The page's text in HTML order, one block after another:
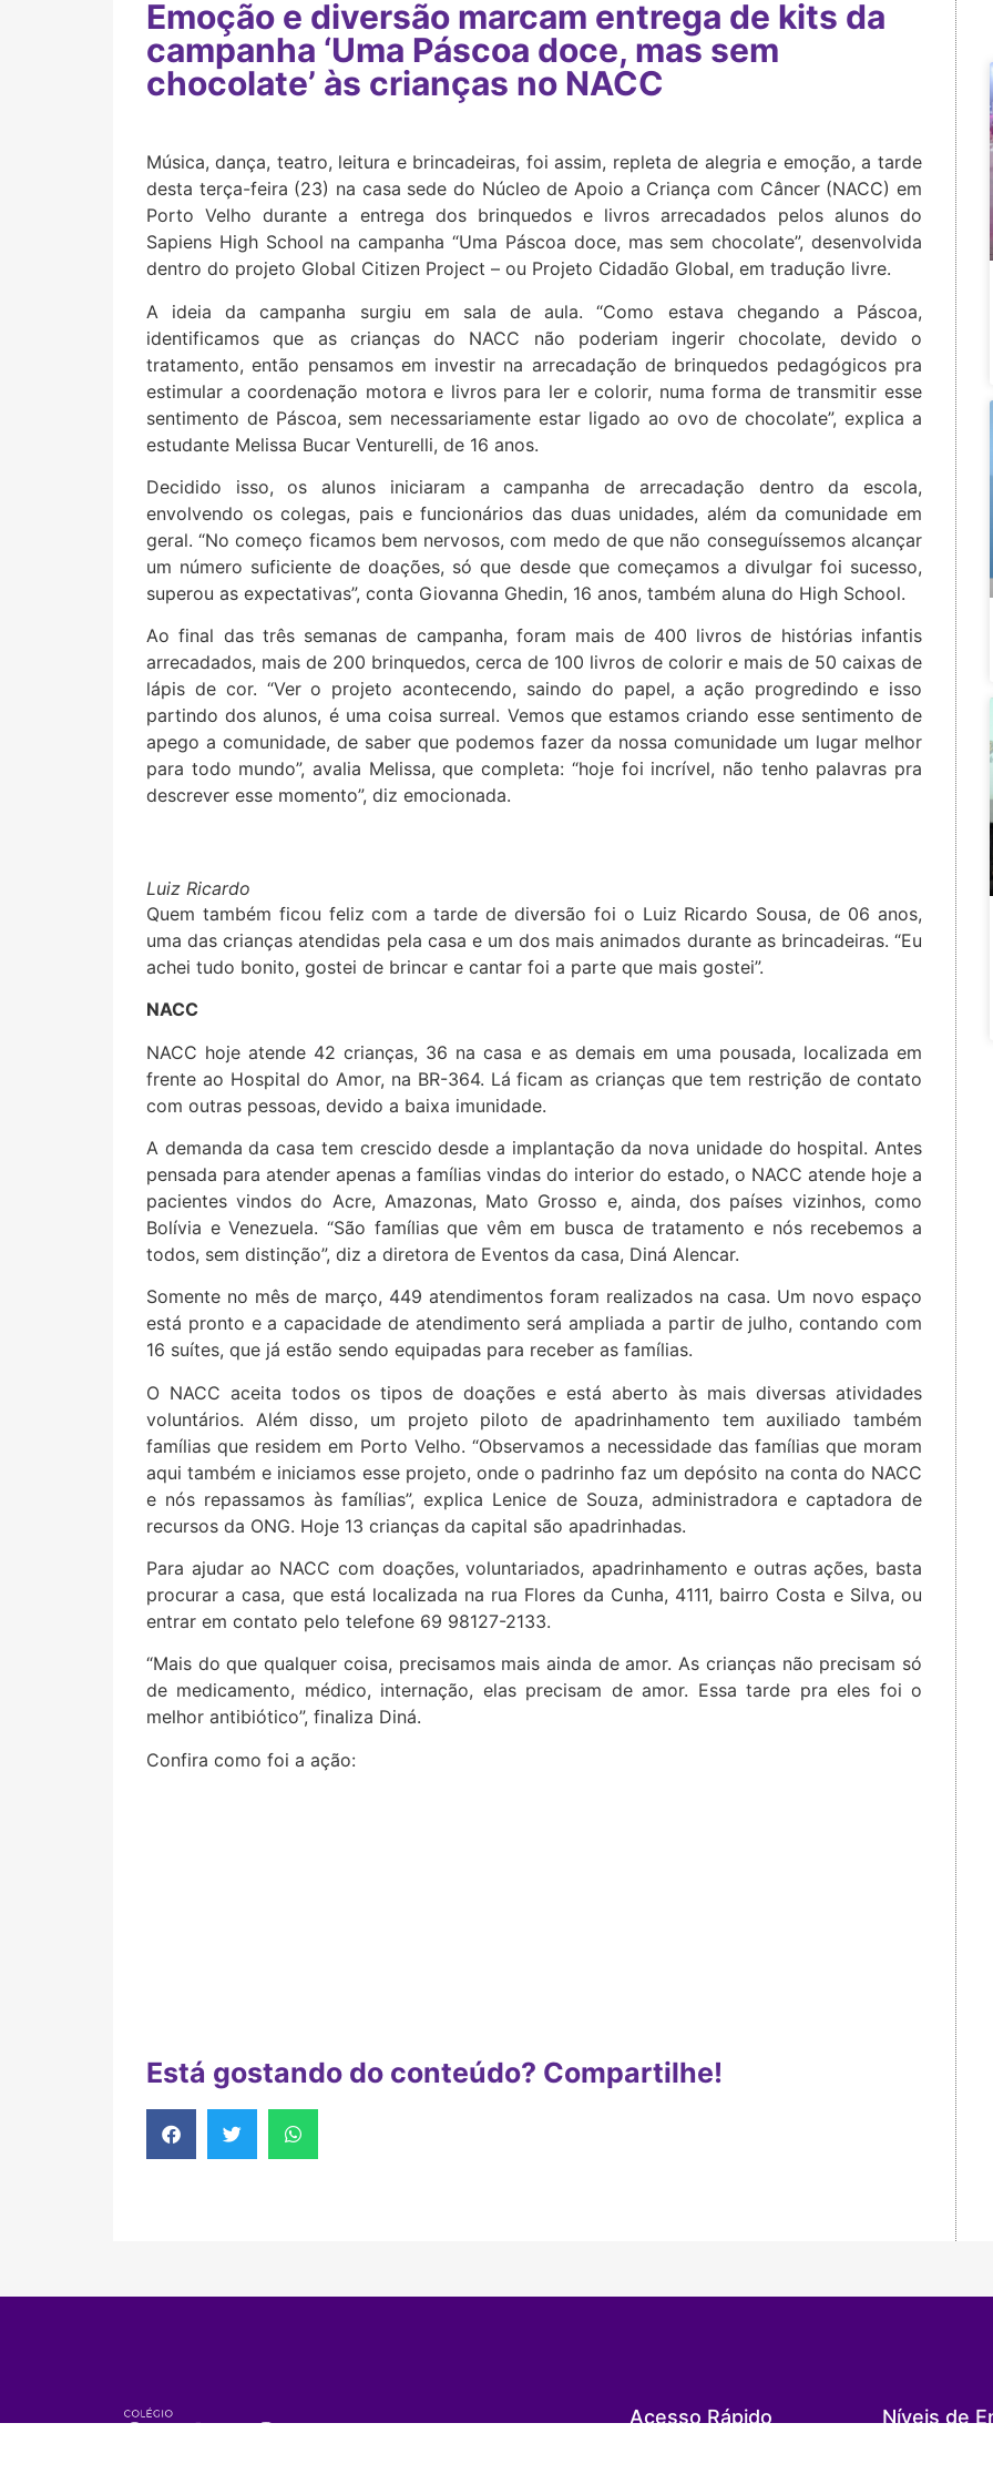
Emoção e diversão marcam entrega de kits da
campanha ‘Uma Páscoa doce, mas sem
chocolate’ às crianças no NACC
Música, dança, teatro, leitura e brincadeiras, foi assim, repleta de alegria e emoção, a tarde
desta terça-feira (23) na casa sede do Núcleo de Apoio a Criança com Câncer (NACC) em
Porto Velho durante a entrega dos brinquedos e livros arrecadados pelos alunos do
Sapiens High School na campanha “Uma Páscoa doce, mas sem chocolate”, desenvolvida
dentro do projeto Global Citizen Project – ou Projeto Cidadão Global, em tradução livre.
A ideia da campanha surgiu em sala de aula. “Como estava chegando a Páscoa,
identificamos que as crianças do NACC não poderiam ingerir chocolate, devido o
tratamento, então pensamos em investir na arrecadação de brinquedos pedagógicos pra
estimular a coordenação motora e livros para ler e colorir, numa forma de transmitir esse
sentimento de Páscoa, sem necessariamente estar ligado ao ovo de chocolate”, explica a
estudante Melissa Bucar Venturelli, de 16 anos.
Decidido isso, os alunos iniciaram a campanha de arrecadação dentro da escola,
envolvendo os colegas, pais e funcionários das duas unidades, além da comunidade em
geral. “No começo ficamos bem nervosos, com medo de que não conseguíssemos alcançar
um número suficiente de doações, só que desde que começamos a divulgar foi sucesso,
superou as expectativas”, conta Giovanna Ghedin, 16 anos, também aluna do High School.
Ao final das três semanas de campanha, foram mais de 400 livros de histórias infantis
arrecadados, mais de 200 brinquedos, cerca de 100 livros de colorir e mais de 50 caixas de
lápis de cor. “Ver o projeto acontecendo, saindo do papel, a ação progredindo e isso
partindo dos alunos, é uma coisa surreal. Vemos que estamos criando esse sentimento de
apego a comunidade, de saber que podemos fazer da nossa comunidade um lugar melhor
para todo mundo”, avalia Melissa, que completa: “hoje foi incrível, não tenho palavras pra
descrever esse momento”, diz emocionada.
Luiz Ricardo
Quem também ficou feliz com a tarde de diversão foi o Luiz Ricardo Sousa, de 06 anos,
uma das crianças atendidas pela casa e um dos mais animados durante as brincadeiras. “Eu
achei tudo bonito, gostei de brincar e cantar foi a parte que mais gostei”.
NACC
NACC hoje atende 42 crianças, 36 na casa e as demais em uma pousada, localizada em
frente ao Hospital do Amor, na BR-364. Lá ficam as crianças que tem restrição de contato
com outras pessoas, devido a baixa imunidade.
A demanda da casa tem crescido desde a implantação da nova unidade do hospital. Antes
pensada para atender apenas a famílias vindas do interior do estado, o NACC atende hoje a
pacientes vindos do Acre, Amazonas, Mato Grosso e, ainda, dos países vizinhos, como
Bolívia e Venezuela. “São famílias que vêm em busca de tratamento e nós recebemos a
todos, sem distinção”, diz a diretora de Eventos da casa, Diná Alencar.
Somente no mês de março, 449 atendimentos foram realizados na casa. Um novo espaço
está pronto e a capacidade de atendimento será ampliada a partir de julho, contando com
16 suítes, que já estão sendo equipadas para receber as famílias.
O NACC aceita todos os tipos de doações e está aberto às mais diversas atividades
voluntários. Além disso, um projeto piloto de apadrinhamento tem auxiliado também
famílias que residem em Porto Velho. “Observamos a necessidade das famílias que moram
aqui também e iniciamos esse projeto, onde o padrinho faz um depósito na conta do NACC
e nós repassamos às famílias”, explica Lenice de Souza, administradora e captadora de
recursos da ONG. Hoje 13 crianças da capital são apadrinhadas.
Para ajudar ao NACC com doações, voluntariados, apadrinhamento e outras ações, basta
procurar a casa, que está localizada na rua Flores da Cunha, 4111, bairro Costa e Silva, ou
entrar em contato pelo telefone 69 98127-2133.
“Mais do que qualquer coisa, precisamos mais ainda de amor. As crianças não precisam só
de medicamento, médico, internação, elas precisam de amor. Essa tarde pra eles foi o
melhor antibiótico”, finaliza Diná.
Confira como foi a ação:
Está gostando do conteúdo? Compartilhe!
Acesso Rápido Níveis de